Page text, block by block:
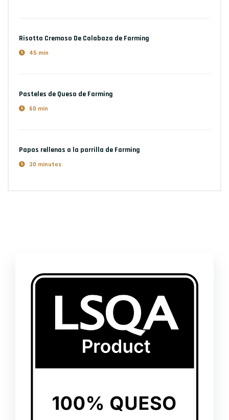
Risotto Cremoso De Calabaza de Farming
45 min
Pasteles de Queso de Farming
60 min
Papas rellenas a la parrilla de Farming
30 minutos